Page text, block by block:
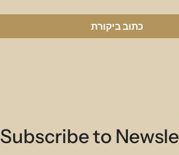
כתוב ביקורת
Subscribe to